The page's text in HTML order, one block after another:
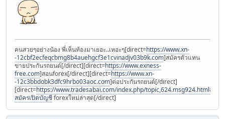
คนสวยๆอย่างน้อง พี่เห็นท้องมาเยอะ..เหอะๆ[direct=https://www.xn-
-12cbf2ecfeqcbmg8b4auehgcf3e1cvinadjv03b9k.com]สมัครตัวแทน
ขายประกันรถยนต์[/direct][direct=https://www.exness-
free.com]สอนforex[/direct][direct=https://www.xn-
-12c3bbdobk3dfc9hrbo03aoc.com]ต่อประกันรถยนต์[/direct]
[direct=https://www.tradesabai.com/index.php/
สมัครเปิดบัญชีforexใหม่ล่าสุด[/direct]